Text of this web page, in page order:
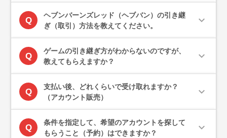
Q
ヘブンバーンズレッド（ヘブバン）の引き継
ぎ（取引）方法を教えてください。
expand_more
Q
ゲームの引き継ぎ方がわからないのですが、
教えてもらえますか？
expand_more
Q
支払い後、どれくらいで受け取れますか？
（アカウント販売）
expand_more
Q
条件を指定して、希望のアカウントを探して
もらうこと（予約）はできますか？
expand_more